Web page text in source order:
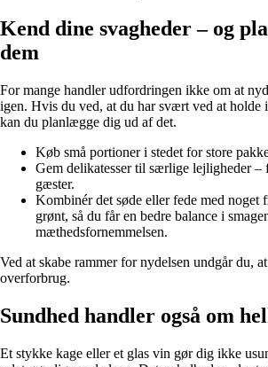
Kend dine svagheder – og
dem
For mange handler udfordringen ikke om at
igen. Hvis du ved, at du har svært ved at holde
kan du planlægge dig ud af det.
Køb små portioner i stedet for store
Gem delikatesser til særlige lejligheder –
gæster.
Kombinér det søde eller fede med noget
grønt, så du får en bedre balance i
mæthedsfornemmelsen.
Ved at skabe rammer for nydelsen undgår du,
overforbrug.
Sundhed handler også om
Et stykke kage eller et glas vin gør dig ikke